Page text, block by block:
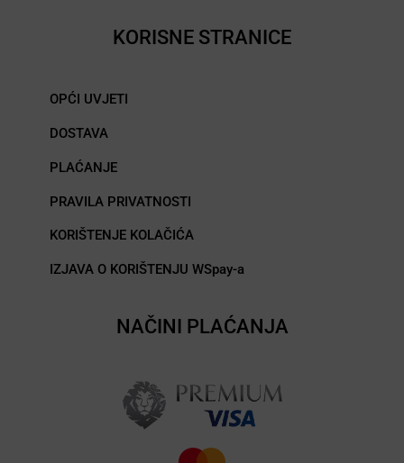
KORISNE STRANICE
OPĆI UVJETI
DOSTAVA
PLAĆANJE
PRAVILA PRIVATNOSTI
KORIŠTENJE KOLAČIĆA
IZJAVA O KORIŠTENJU WSpay-a
NAČINI PLAĆANJA